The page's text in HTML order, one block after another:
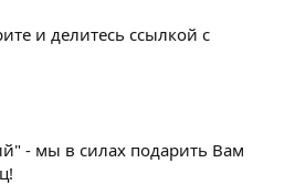
и делитесь ссылкой с
- мы в силах подарить Вам